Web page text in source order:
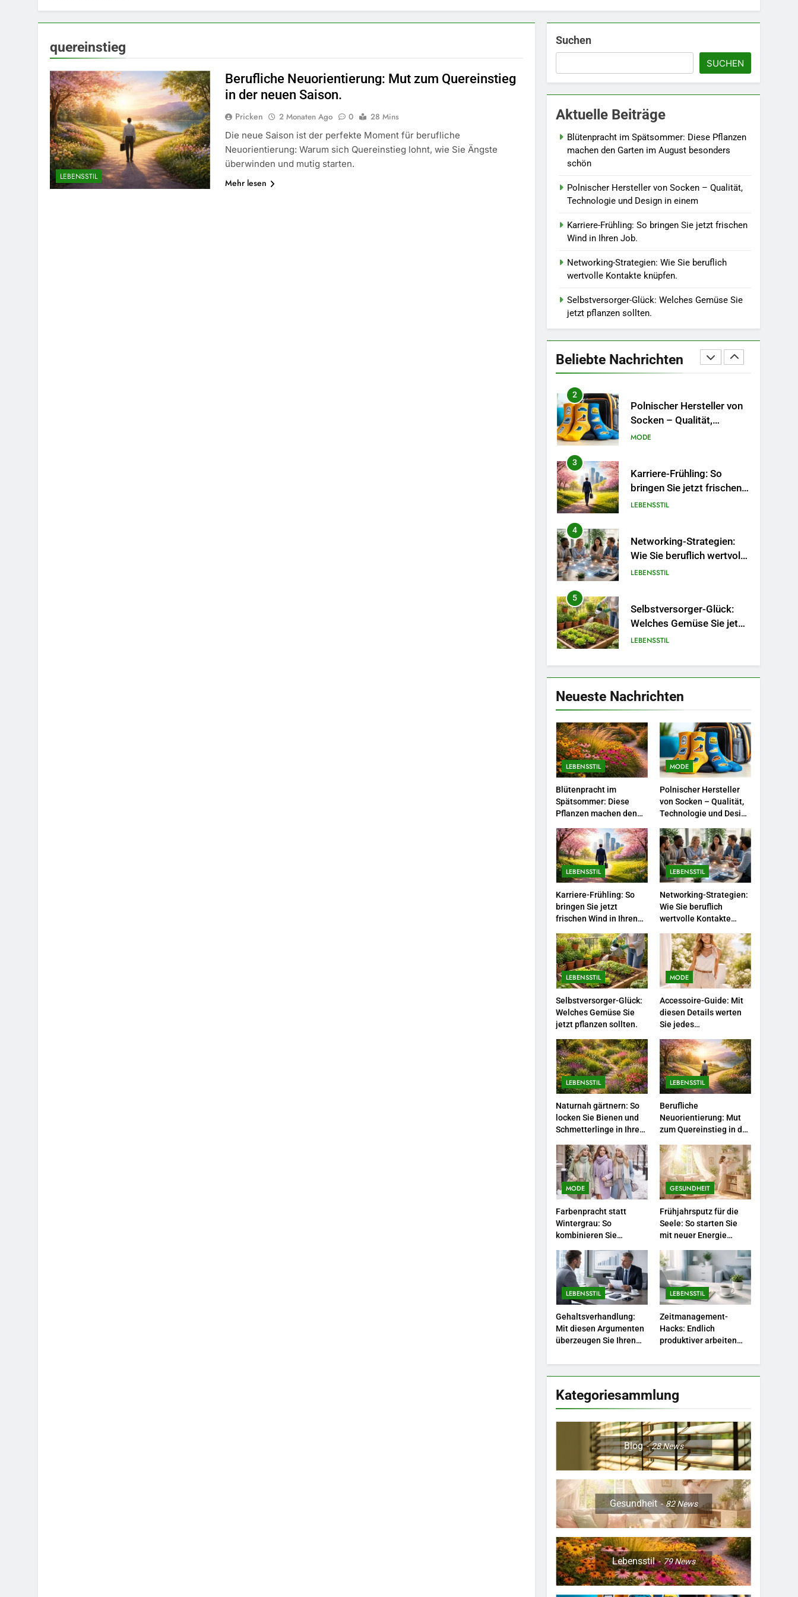
quereinstieg
LEBENSSTIL
Berufliche Neuorientierung: Mut zum Quereinstieg
in der neuen Saison.
Pricken 2 Monaten Ago 0
28 Mins
Die neue Saison ist der perfekte Moment für berufliche
Neuorientierung: Warum sich Quereinstieg lohnt, wie Sie Ängste
überwinden und mutig starten.
Mehr lesen
Suchen
SUCHEN
Aktuelle Beiträge
Blütenpracht im Spätsommer: Diese Pflanzen
machen den Garten im August besonders
schön
Polnischer Hersteller von Socken – Qualität,
Technologie und Design in einem
Karriere-Frühling: So bringen Sie jetzt frischen
Wind in Ihren Job.
Networking-Strategien: Wie Sie beruflich
wertvolle Kontakte knüpfen.
Selbstversorger-Glück: Welches Gemüse Sie
jetzt pflanzen sollten.
Beliebte Nachrichten
5
Selbstversorger-Glück:
Welches Gemüse Sie jetzt
pflanzen sollten.
LEBENSSTIL
Accessoire-Guide: Mit
diesen Details werten Sie
7
Naturnah gärtnern: So
Schmetterlinge in Ihren
LEBENSSTIL
8
Berufliche
Quereinstieg in der neuen
Saison.
LEBENSSTIL
1
Blütenpracht im
Spätsommer: Diese
Pflanzen machen den
2
Polnischer Hersteller von
Socken – Qualität,
Technologie und Design in
MODE
3
Karriere-Frühling: So
bringen Sie jetzt frischen
Wind in Ihren Job.
LEBENSSTIL
4
Networking-Strategien:
Wie Sie beruflich wertvolle
Kontakte knüpfen.
LEBENSSTIL
5
Selbstversorger-Glück:
Welches Gemüse Sie jetzt
pflanzen sollten.
LEBENSSTIL
6
Accessoire-Guide: Mit
diesen Details werten Sie
MODE
7
Naturnah gärtnern: So
locken Sie Bienen und
Schmetterlinge in Ihren
Garten.
LEBENSSTIL
8
Berufliche
Neuorientierung: Mut zum
Quereinstieg in der neuen
Saison.
LEBENSSTIL
1
Blütenpracht im
Spätsommer: Diese
Pflanzen machen den
Garten im August
besonders schön
LEBENSSTIL
2
Polnischer Hersteller von
Socken – Qualität,
Technologie und Design in
einem
MODE
3
Karriere-Frühling: So
bringen Sie jetzt frischen
Wind in Ihren Job.
LEBENSSTIL
4
Networking-Strategien:
Wie Sie beruflich wertvolle
Kontakte knüpfen.
LEBENSSTIL
Selbstversorger-Glück:
Welches Gemüse Sie jetzt
pflanzen sollten.
LEBENSSTIL
6
Accessoire-Guide: Mit
diesen Details werten Sie
MODE
7
Naturnah gärtnern: So
locken Sie Bienen und
Schmetterlinge in Ihren
Garten.
LEBENSSTIL
8
Saison.
Neueste Nachrichten
LEBENSSTIL
Blütenpracht im
Spätsommer: Diese
Pflanzen machen den
besonders schön
MODE
Polnischer Hersteller
von Socken – Qualität,
Technologie und Design
LEBENSSTIL
Karriere-Frühling: So
bringen Sie jetzt
frischen Wind in Ihren
LEBENSSTIL
Networking-Strategien:
Wie Sie beruflich
wertvolle Kontakte
LEBENSSTIL
Selbstversorger-Glück:
Welches Gemüse Sie
jetzt pflanzen sollten.
MODE
Accessoire-Guide: Mit
diesen Details werten
Sie jedes
LEBENSSTIL
Naturnah gärtnern: So
locken Sie Bienen und
Schmetterlinge in Ihren
LEBENSSTIL
Berufliche
Neuorientierung: Mut
zum Quereinstieg in der
MODE
Farbenpracht statt
Wintergrau: So
kombinieren Sie
Jahr.
GESUNDHEIT
Frühjahrsputz für die
Seele: So starten Sie
mit neuer Energie
LEBENSSTIL
Gehaltsverhandlung:
Mit diesen Argumenten
überzeugen Sie Ihren
LEBENSSTIL
Zeitmanagement-
Hacks: Endlich
produktiver arbeiten
Kategoriesammlung
Blog 28News
Gesundheit 82News
Lebensstil 79News